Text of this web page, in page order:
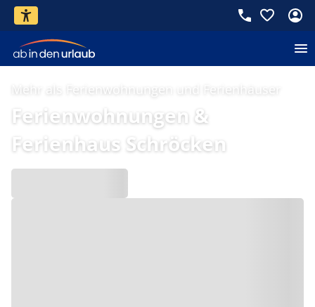
Mehr als Ferienwohnungen und Ferienhäuser
Ferienwohnungen &
Ferienhaus Schröcken